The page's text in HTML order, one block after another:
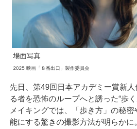
場面写真
2025 映画「８番出口」製作委員会
先日、第49回日本アカデミー賞新
る者を恐怖のループへと誘った“歩く
メイキングでは、「歩き方」の秘
能にする驚きの撮影方法が明らかに